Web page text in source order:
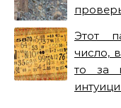
Этот
число,
то за